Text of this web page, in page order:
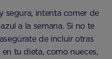
segura, intenta comer de
a la semana. Si no te
de incluir otras
tu dieta, como nueces,